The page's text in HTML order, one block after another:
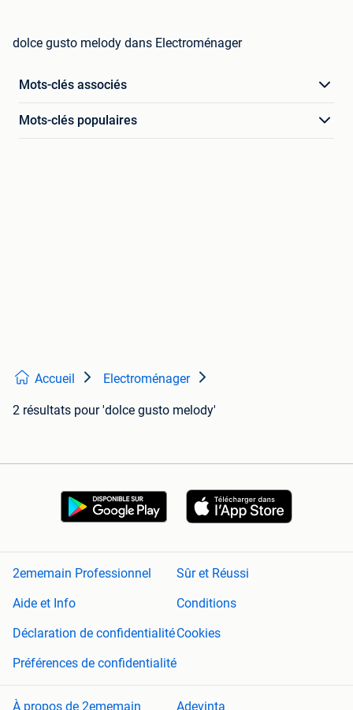
dolce gusto melody dans Electroménager
Mots-clés associés
Mots-clés populaires
Accueil Electroménager
2 résultats pour 'dolce gusto melody'
2ememain Professionnel
Sûr et Réussi
Aide et Info
Conditions
Déclaration de confidentialitéCookies
Préférences de confidentialité
À propos de 2ememain Adevinta